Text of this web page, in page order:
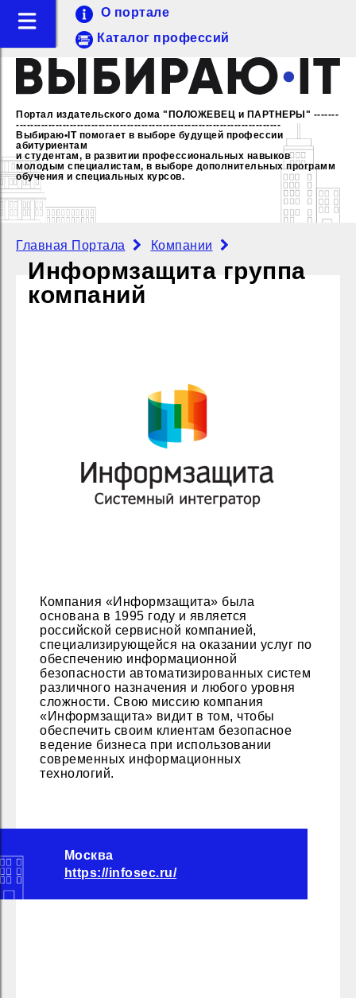
Портал издательского дома "ПОЛОЖЕВЕЦ и ПАРТНЕРЫ" -------
--------------------------------------------------------------------------
Выбираю•IT помогает в выборе будущей профессии
абитуриентам
и студентам, в развитии профессиональных навыков
молодым специалистам, в выборе дополнительных программ
обучения и специальных курсов.
О портале
Каталог профессий
Главная Портала Компании
Информзащита группа
компаний
Компания «Информзащита» была
основана в 1995 году и является
российской сервисной компанией,
специализирующейся на оказании услуг по
обеспечению информационной
безопасности автоматизированных систем
различного назначения и любого уровня
сложности. Свою миссию компания
«Информзащита» видит в том, чтобы
обеспечить своим клиентам безопасное
ведение бизнеса при использовании
современных информационных
технологий.
Москва
https://infosec.ru/